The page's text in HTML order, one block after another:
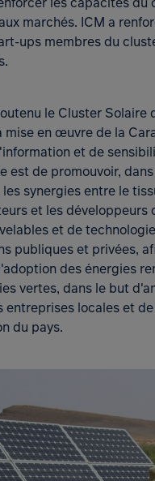
marchés. ICM a
ups membres du
le Cluster Solaire
en œuvre de la
et de
est de promouvoir,
synergies entre le
et les développeurs
et de
publiques et privées,
des énergies
vertes, dans le but
locales et
du pays.